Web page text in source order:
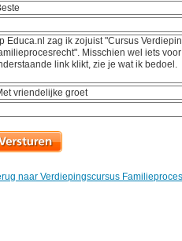
naar Verdiepingscursus